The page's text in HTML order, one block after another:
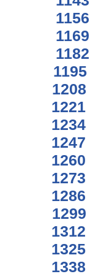
1156
1169
1182
1195
1208
1221
1234
1247
1260
1273
1286
1299
1312
1325
1338